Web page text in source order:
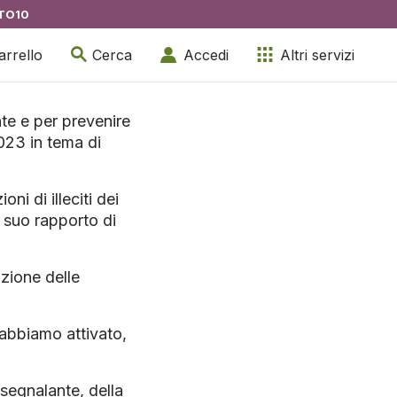
Cerca Accedi Altri servizi
e per prevenire
in tema di
di illeciti dei
rapporto di
delle
attivato,
della